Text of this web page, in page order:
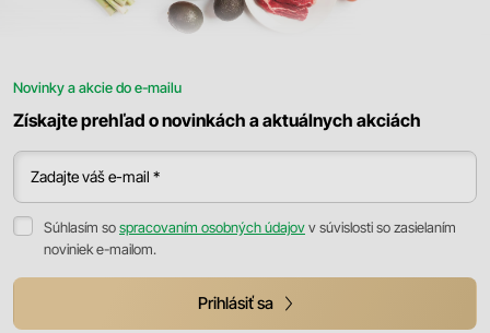
Novinky a akcie do e-mailu
Získajte prehľad o novinkách a aktuálnych akciách
Zadajte váš e-mail *
Súhlasím sospracovaním osobných údajovv súvislosti so zasielaním
noviniek e-mailom.
Prihlásiť sa